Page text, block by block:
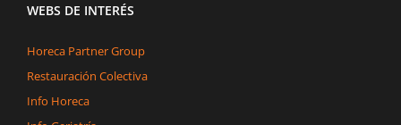
WEBS DE INTERÉS
Horeca Partner Group
Restauración Colectiva
Info Horeca